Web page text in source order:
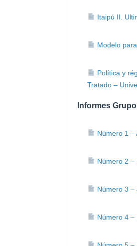
Itaipú II.
Modelo
Política y
Tratado –
Informes
Número 1 –
Número 2 –
Número 3 –
Número 4 –